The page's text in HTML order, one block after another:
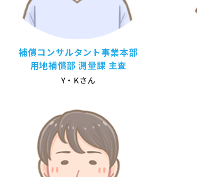
補償コンサルタント事業本部
用地補償部 測量課 主査
Y・Kさん